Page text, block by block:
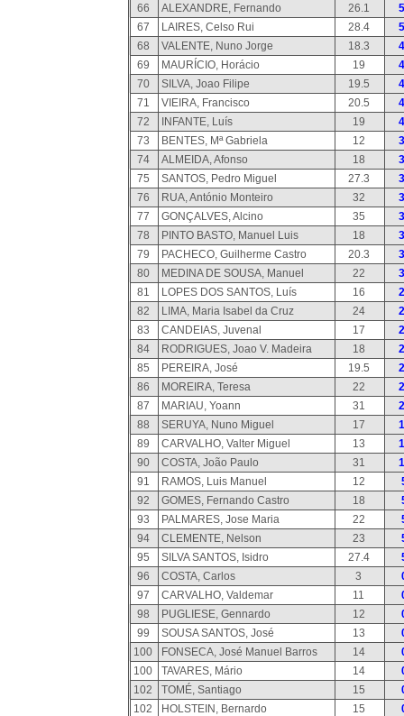
66
ALEXANDRE, Fernando 26.1
67
LAIRES, Celso Rui 28.4
68
VALENTE, Nuno Jorge 18.3
69
MAURÍCIO, Horácio 19
70
SILVA, Joao Filipe 19.5
71
VIEIRA, Francisco 20.5
72
INFANTE, Luís 19
73
BENTES, Mª Gabriela 12
74
ALMEIDA, Afonso 18
75
SANTOS, Pedro Miguel 27.3
76
RUA, António Monteiro 32
77
GONÇALVES, Alcino 35
78
PINTO BASTO, Manuel Luis 18
79
PACHECO, Guilherme Castro 20.3
80
MEDINA DE SOUSA, Manuel 22
81
LOPES DOS SANTOS, Luís 16
82
LIMA, Maria Isabel da Cruz 24
83
CANDEIAS, Juvenal 17
84
RODRIGUES, Joao V. Madeira 18
85
PEREIRA, José 19.5
86
MOREIRA, Teresa 22
87
MARIAU, Yoann 31
88
SERUYA, Nuno Miguel 17
89
CARVALHO, Valter Miguel 13
90
COSTA, João Paulo 31
91
RAMOS, Luis Manuel 12
92
GOMES, Fernando Castro 18
93
PALMARES, Jose Maria 22
94
CLEMENTE, Nelson 23
95
SILVA SANTOS, Isidro 27.4
96
COSTA, Carlos 3
97
CARVALHO, Valdemar 11
98
PUGLIESE, Gennardo 12
99
SOUSA SANTOS, José 13
100
FONSECA, José Manuel Barros 14
100
TAVARES, Mário 14
102
TOMÉ, Santiago 15
102
HOLSTEIN, Bernardo 15